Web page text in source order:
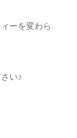
ーを変わら
い♪